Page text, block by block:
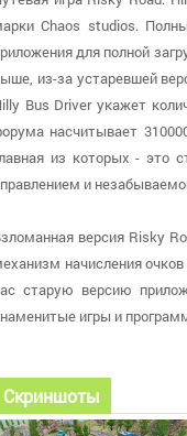
Chaos studios.
для полной
из-за устаревшей
Bus Driver укажет
насчитывает
из которых - это
и
версия Risky
начисления
старую версию
игры и
Скриншоты